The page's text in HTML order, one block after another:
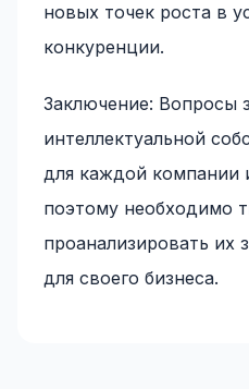
новых точек роста в
конкуренции.
Заключение: Вопросы
интеллектуальной
для каждой компании
поэтому необходимо
проанализировать их
для своего бизнеса.